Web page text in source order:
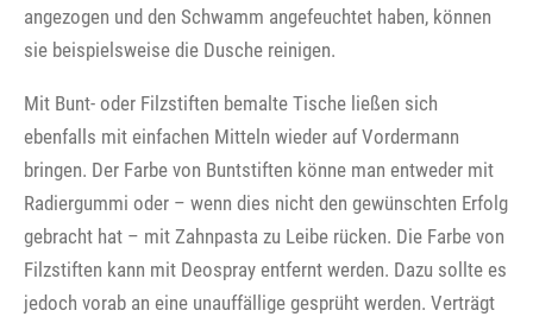
angezogen und den Schwamm angefeuchtet haben, können
sie beispielsweise die Dusche reinigen.
Mit Bunt- oder Filzstiften bemalte Tische ließen sich
ebenfalls mit einfachen Mitteln wieder auf Vordermann
bringen. Der Farbe von Buntstiften könne man entweder mit
Radiergummi oder – wenn dies nicht den gewünschten Erfolg
gebracht hat – mit Zahnpasta zu Leibe rücken. Die Farbe von
Filzstiften kann mit Deospray entfernt werden. Dazu sollte es
jedoch vorab an eine unauffällige gesprüht werden. Verträgt